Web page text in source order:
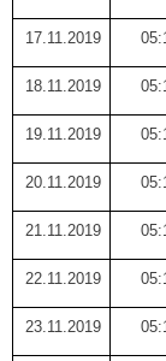
17.11.2019
18.11.2019
19.11.2019
20.11.2019
21.11.2019
22.11.2019
23.11.2019